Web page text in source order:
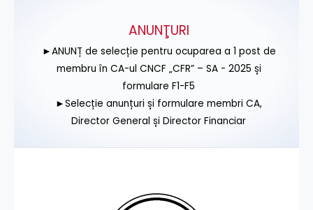
ANUNŢURI
►ANUNȚ de selecție pentru ocuparea a 1 post de
membru în CA-ul CNCF „CFR” – SA - 2025 și
formulare F1-F5
►Selecție anunțuri și formulare membri CA,
Director General și Director Financiar